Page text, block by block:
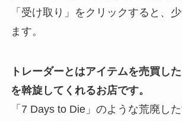
「受け取り」をクリックすると、
ます。
トレーダーとはアイテムを売買し
を斡旋してくれるお店です。
「7 Days to Die」のような荒廃し